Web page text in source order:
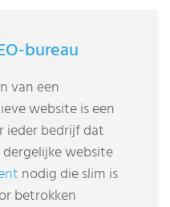
bureau
van een
website is een
ieder bedrijf dat
website
nodig die slim is
betrokken